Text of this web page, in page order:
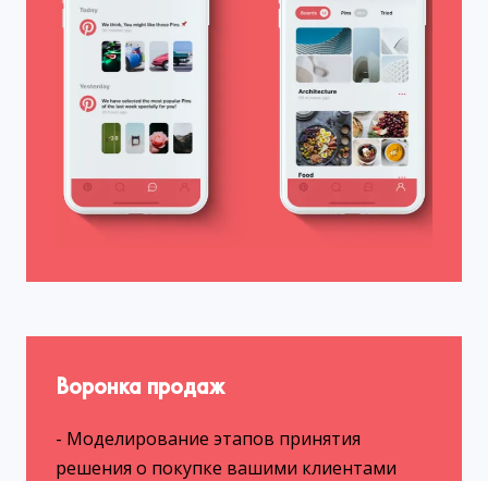
Воронка продаж
- Моделирование этапов принятия
решения о покупке вашими клиентами